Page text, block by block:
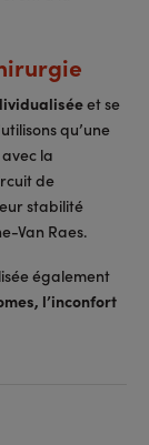
et se
qu’une
la
de
stabilité
Van Raes.
également
l’inconfort